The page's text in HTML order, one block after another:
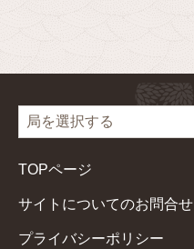
TOPページ
サイトについてのお問合せ
プライバシーポリシー